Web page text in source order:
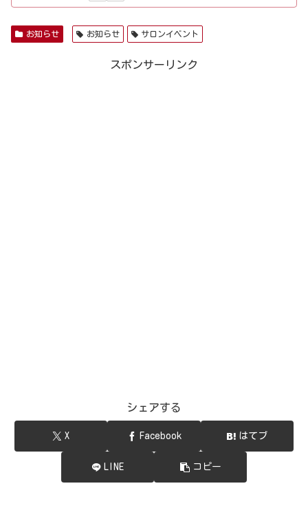
お知らせ お知らせ サロンイベント
スポンサーリンク
シェアする
X Facebook はてブ
LINE コピー